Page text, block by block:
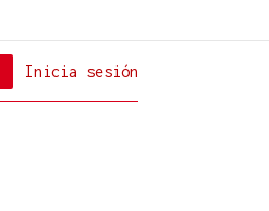
Inicia sesión